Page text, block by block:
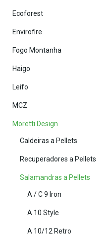
Ecoforest
Envirofire
Fogo Montanha
Haigo
Leifo
MCZ
Moretti Design
Caldeiras a Pellets
Recuperadores a Pellets
Salamandras a Pellets
A / C 9 Iron
A 10 Style
A 10/12 Retro